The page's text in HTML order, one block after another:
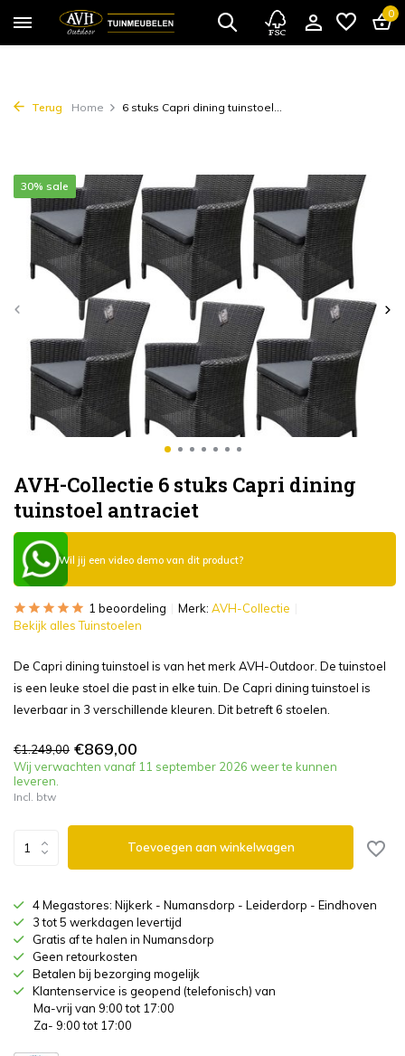
0
Terug Home 6 stuks Capri dining tuinstoel...
AVH-Collectie 6 stuks Capri dining
tuinstoel antraciet
30% sale
Wil jij een video demo van dit product?
1 beoordeling Merk: AVH-Collectie
Bekijk alles Tuinstoelen
De Capri dining tuinstoel is van het merk AVH-Outdoor. De tuinstoel
is een leuke stoel die past in elke tuin. De Capri dining tuinstoel is
leverbaar in 3 verschillende kleuren. Dit betreft 6 stoelen.
€1.249,00 €869,00
Wij verwachten vanaf 11 september 2026 weer te kunnen
leveren.
Incl. btw
Toevoegen aan winkelwagen
4 Megastores: Nijkerk - Numansdorp - Leiderdorp - Eindhoven
3 tot 5 werkdagen levertijd
Gratis af te halen in Numansdorp
Geen retourkosten
Betalen bij bezorging mogelijk
Klantenservice is geopend (telefonisch) van
Ma-vrij van 9:00 tot 17:00
Za- 9:00 tot 17:00